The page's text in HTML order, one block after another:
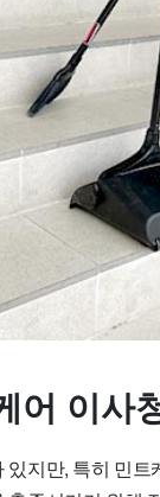
어 이사
지만, 특히 민